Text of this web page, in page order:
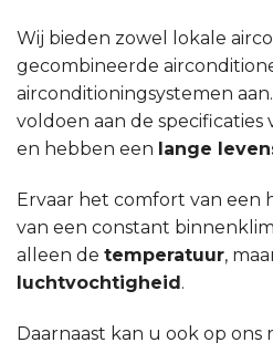
Wij bieden zowel lokale
gecombineerde
airconditioningsystemen
voldoen aan de specificaties
en hebben een lange
Ervaar het comfort van een
van een constant
alleen de temperatuur,
luchtvochtigheid.
Daarnaast kan u ook op ons